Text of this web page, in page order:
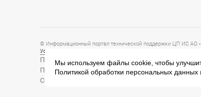
© Информационный портал технической поддержки ЦП ИС АО
Условия предоставления и использования информации
Политика обработки персональных данных
Политика конфиденциальности
Согласие на обработку персональных данных
Мы используем файлы cookie, чтобы
Политикой обработки персональных данных